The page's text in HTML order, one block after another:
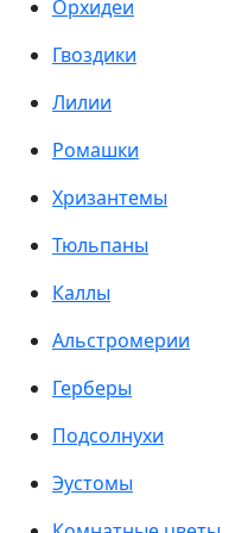
Орхидеи
Гвоздики
Лилии
Ромашки
Хризантемы
Тюльпаны
Каллы
Альстромерии
Герберы
Подсолнухи
Эустомы